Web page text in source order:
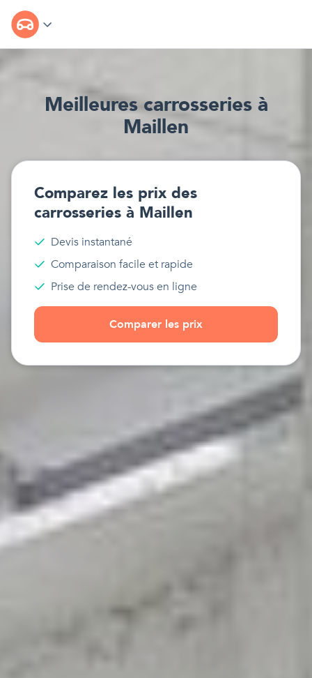
Meilleurescarrosseriesà
Maillen
Comparez les prix des
carrosseries à Maillen
Devis instantané
Comparaison facile et rapide
Prise de rendez-vous en ligne
Comparer les prix